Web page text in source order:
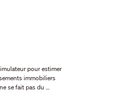
? Devenir propriétaire ne se fait pas du …